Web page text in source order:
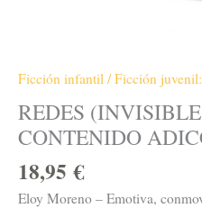
Ficción infantil / Ficción juvenil:
REDES
CONTENIDO
18,95€
Eloy Moreno – Emotiva,